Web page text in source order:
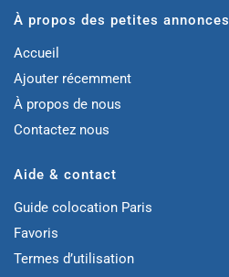
À propos des petites annonces
Accueil
Ajouter récemment
À propos de nous
Contactez nous
Aide & contact
Guide colocation Paris
Favoris
Termes d’utilisation